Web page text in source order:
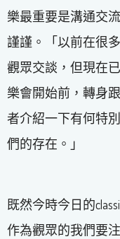
樂最重要是溝通交
謹謹。「以前在很
觀眾交談，但現在
樂會開始前，轉身
者介紹一下有何特
們的存在。」
既然今時今日的
作為觀眾的我們要